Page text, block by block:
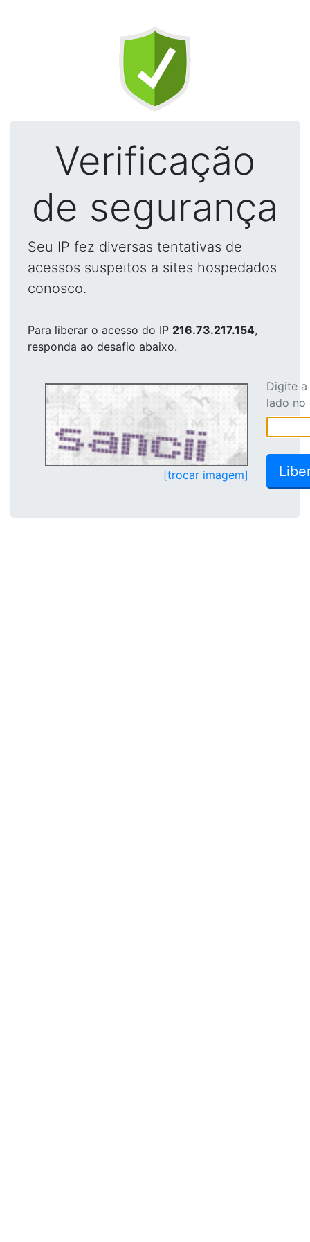
Verificação
de segurança
Seu IP fez diversas tentativas de
acessos suspeitos a sites hospedados
conosco.
Para liberar o acesso do IP 216.73.217.154,
responda ao desafio abaixo.
[trocar imagem]
Digite
lado no